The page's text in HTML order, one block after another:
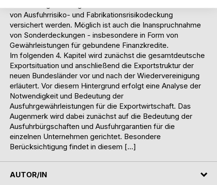
von Ausfuhrrisiko- und Fabrikationsrisikodeckung
versichert werden. Möglich ist auch die Inanspruchnahme
von Sonderdeckungen - insbesondere in Form von
Gewährleistungen für gebundene Finanzkredite.
Im folgenden 4. Kapitel wird zunächst die gesamtdeutsche
Exportsituation und anschließend die Exportstruktur der
neuen Bundesländer vor und nach der Wiedervereinigung
erläutert. Vor diesem Hintergrund erfolgt eine Analyse der
Notwendigkeit und Bedeutung der
Ausfuhrgewährleistungen für die Exportwirtschaft. Das
Augenmerk wird dabei zunächst auf die Bedeutung der
Ausfuhrbürgschaften und Ausfuhrgarantien für die
einzelnen Unternehmen gerichtet. Besondere
Berücksichtigung findet in diesem […]
AUTOR/IN